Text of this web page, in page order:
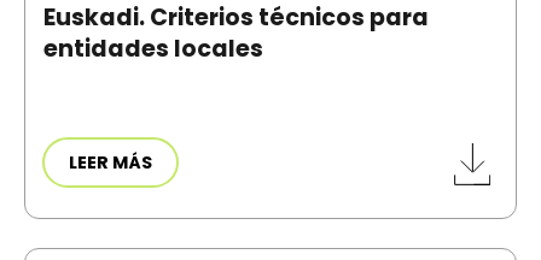
Euskadi. Criterios técnicos para
entidades locales
LEER MÁS